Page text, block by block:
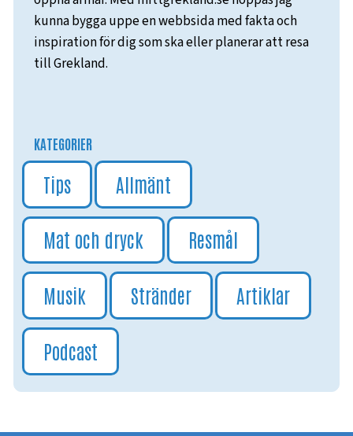
kunna bygga uppe en webbsida med fakta och
inspiration för dig som ska eller planerar att resa
till Grekland.
KATEGORIER
Tips Allmänt
Mat och dryck Resmål
Musik Stränder Artiklar
Podcast